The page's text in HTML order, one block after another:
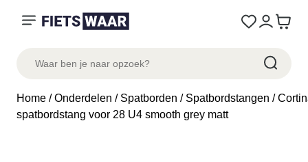
Home /Onderdelen / Spatborden / Spatbordstangen /
spatbordstang voor 28 U4 smooth grey matt